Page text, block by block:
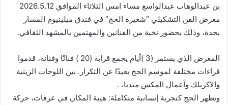
بن عبدالوهاب عبدالواسع مساء امس الثلاثاء الموافق 2026.5.12
معرض الفن التشكيلي “شعيرة الحج” في فندق ميلينيوم المسار
بجدة، وذلك بحضور نخبة من الفنانين والمهتمين بالمشهد الثقافي.
المعرض الذي يستمر (3 )أيام يجمع قرابة (20 ) فنانًا وفنانة، قدموا
قراءات مختلفة لموسم الحج بعيدًا عن التكرار. بين اللوحات الزيتية
والاكريلك وأعمال المكس ميديا، .
ويظهر الحج كتجربة إنسانية متكاملة: هيبة المكان في عرفات، حركة